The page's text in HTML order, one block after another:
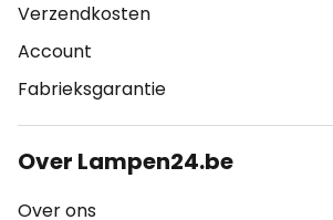
Verzendkosten
Account
Fabrieksgarantie
Over Lampen24.be
Over ons